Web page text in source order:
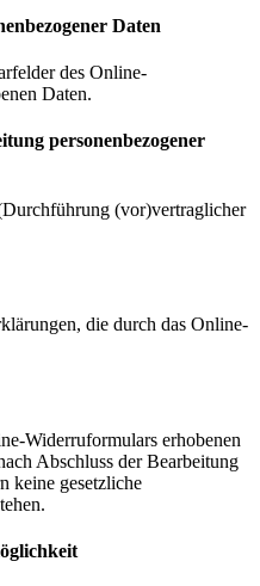
Daten
des Online-
Daten.
personenbezogener
(vor)vertraglicher
die durch das Online-
Widerruformulars erhobenen
Abschluss der Bearbeitung
keine gesetzliche